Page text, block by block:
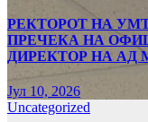
РЕКТОРОТ НА
ПРЕЧЕКА НА
ДИРЕКТОР НА АД
Јул 10, 2026
Uncategorized